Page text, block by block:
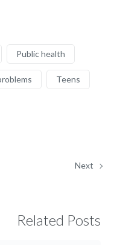
Public health
Teens
Next
Related Posts